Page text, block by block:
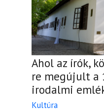
Ahol az írók,
re megújult a
irodalmi
Kultúra